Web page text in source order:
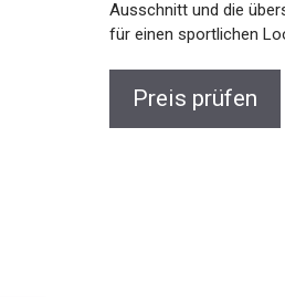
Ausschnitt und die
für einen sportlichen
Preis prüfen